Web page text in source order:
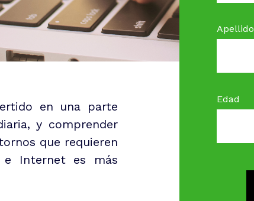
Apellido
Edad
en una parte
y comprender
que requieren
e Internet es más